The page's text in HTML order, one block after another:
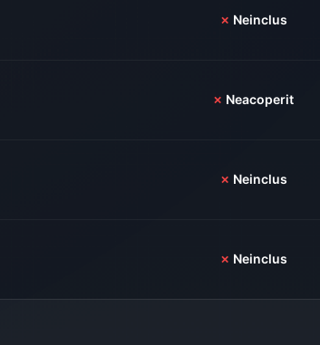
✗ Neinclus
✗ Neacoperit
✗ Neinclus
✗ Neinclus